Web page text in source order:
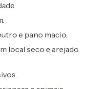
e pano macio.
local seco e arejado,